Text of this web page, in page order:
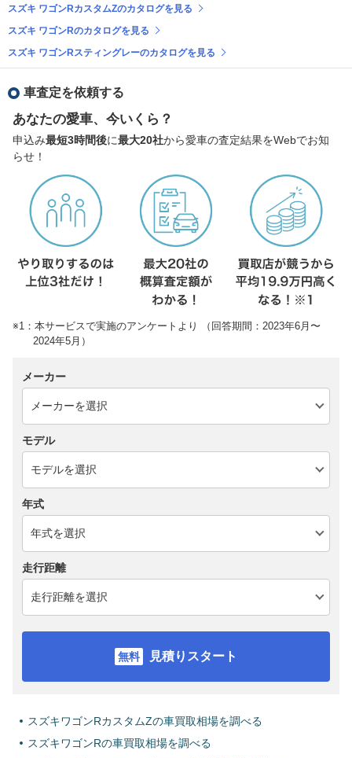
スズキ ワゴンRカスタムZのカタログを見る
スズキ ワゴンRのカタログを見る
スズキ ワゴンRスティングレーのカタログを見る
車査定を依頼する
あなたの愛車、今いくら？
申込み最短3時間後に最大20社から愛車の査定結果をWebでお知
らせ！
※1：本サービスで実施のアンケートより （回答期間：2023年6月〜
2024年5月）
メーカー
モデル
年式
走行距離
見積りスタート
スズキワゴンRカスタムZの車買取相場を調べる
スズキワゴンRの車買取相場を調べる